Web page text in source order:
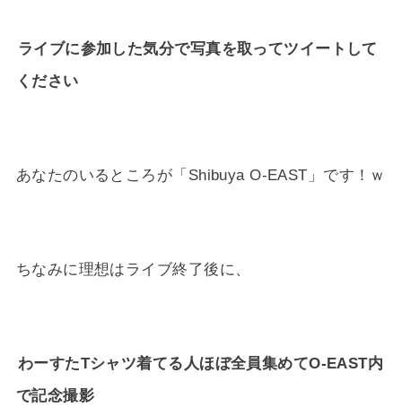
ライブに参加した気分で写真を取ってツイートして
ください
あなたのいるところが「Shibuya O-EAST」です！ｗ
ちなみに理想はライブ終了後に、
わーすたTシャツ着てる人ほぼ全員集めてO-EAST内
で記念撮影